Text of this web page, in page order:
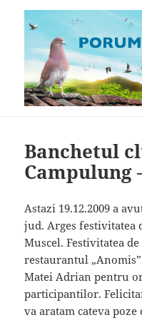
Banchetul
Campulung
Astazi 19.12.2009 a
jud. Arges festivitatea
Muscel. Festivitatea
restaurantul
Matei Adrian pentru
participantilor.
va aratam cateva